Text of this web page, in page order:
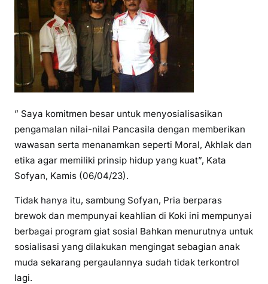
” Saya komitmen besar untuk menyosialisasikan
pengamalan nilai-nilai Pancasila dengan memberikan
wawasan serta menanamkan seperti Moral, Akhlak dan
etika agar memiliki prinsip hidup yang kuat”, Kata
Sofyan, Kamis (06/04/23).
Tidak hanya itu, sambung Sofyan, Pria berparas
brewok dan mempunyai keahlian di Koki ini mempunyai
berbagai program giat sosial Bahkan menurutnya untuk
sosialisasi yang dilakukan mengingat sebagian anak
muda sekarang pergaulannya sudah tidak terkontrol
lagi.